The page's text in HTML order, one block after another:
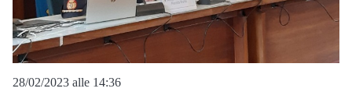
28/02/2023 alle 14:36